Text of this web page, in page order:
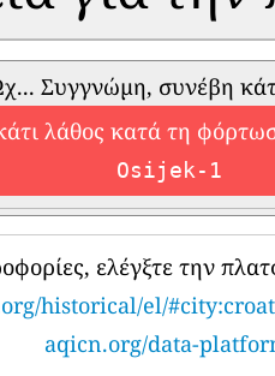
Συγγνώμη, συνέβη
λάθος κατά τη
Osijek-1
ελέγξτε την
historical/el/
aqicn.org/data-